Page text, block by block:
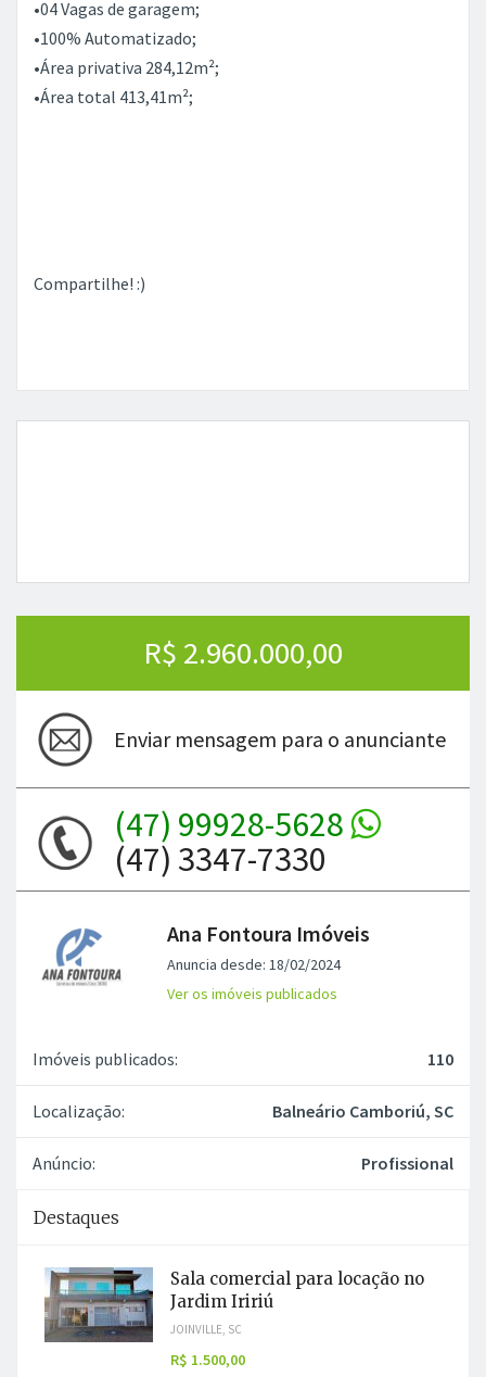
•04 Vagas de garagem;
•100% Automatizado;
•Área privativa 284,12m²;
•Área total 413,41m²;
Compartilhe! :)
R$ 2.960.000,00
Enviar mensagem para o anunciante
(47) 99928-5628
(47) 3347-7330
Ana Fontoura Imóveis
Anuncia desde: 18/02/2024
Ver os imóveis publicados
Imóveis publicados: 110
Localização: Balneário Camboriú, SC
Anúncio: Profissional
Destaques
Sala comercial para locação no
Jardim Iririú
JOINVILLE, SC
R$ 1.500,00